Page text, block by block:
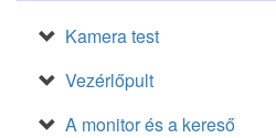
Kamera test
Vezérlőpult
A monitor és a kereső